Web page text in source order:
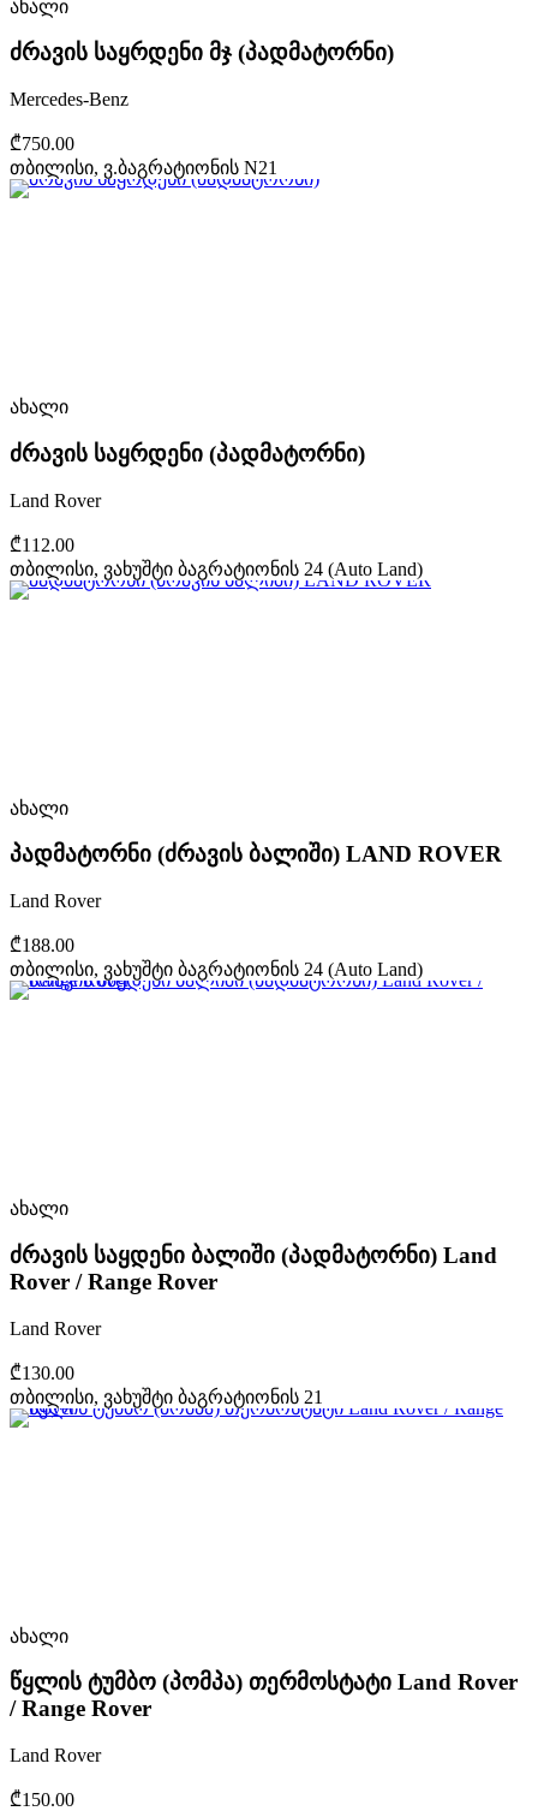
ახალი
ძრავის საყრდენი მჯ (პადმატორნი)
Mercedes-Benz
₾750.00
თბილისი, ვ.ბაგრატიონის N21
ახალი
ძრავის საყრდენი (პადმატორნი)
Land Rover
₾112.00
თბილისი, ვახუშტი ბაგრატიონის 24 (Auto Land)
ახალი
პადმატორნი (ძრავის ბალიში) LAND ROVER
Land Rover
₾188.00
თბილისი, ვახუშტი ბაგრატიონის 24 (Auto Land)
ახალი
ძრავის საყდენი ბალიში (პადმატორნი) Land
Rover / Range Rover
Land Rover
₾130.00
თბილისი, ვახუშტი ბაგრატიონის 21
ახალი
წყლის ტუმბო (პომპა) თერმოსტატი Land Rover
/ Range Rover
Land Rover
₾150.00